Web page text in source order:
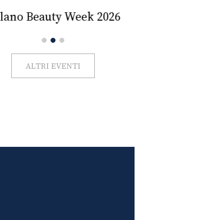
Beauty Week 2026
ALTRI EVENTI